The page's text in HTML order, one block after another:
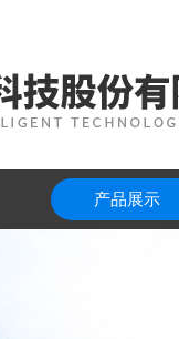
产品展示